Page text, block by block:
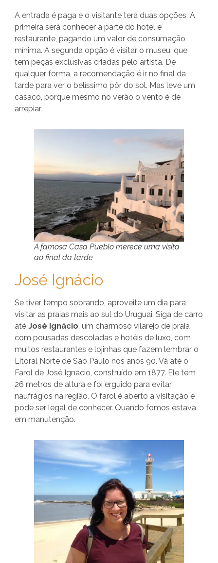
A entrada é paga e o visitante terá duas opções. A
primeira será conhecer a parte do hotel e
restaurante, pagando um valor de consumação
mínima. A segunda opção é visitar o museu, que
tem peças exclusivas criadas pelo artista. De
qualquer forma, a recomendação é ir no final da
tarde para ver o belíssimo pôr do sol. Mas leve um
casaco, porque mesmo no verão o vento é de
arrepiar.
A famosa Casa Pueblo merece uma visita
ao final da tarde
José Ignácio
Se tiver tempo sobrando, aproveite um dia para
visitar as praias mais ao sul do Uruguai. Siga de carro
até José Ignácio , um charmoso vilarejo de praia
com pousadas descoladas e hotéis de luxo, com
muitos restaurantes e lojinhas que fazem lembrar o
Litoral Norte de São Paulo nos anos 90. Vá até o
Farol de José Ignácio, construído em 1877. Ele tem
26 metros de altura e foi erguido para evitar
naufrágios na região. O farol é aberto à visitação e
pode ser legal de conhecer. Quando fomos estava
em manutenção.